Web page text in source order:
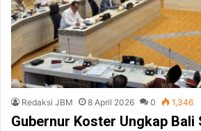
Redaksi JBM 8 April 2026 0 1,346
Gubernur Koster Ungkap Bali